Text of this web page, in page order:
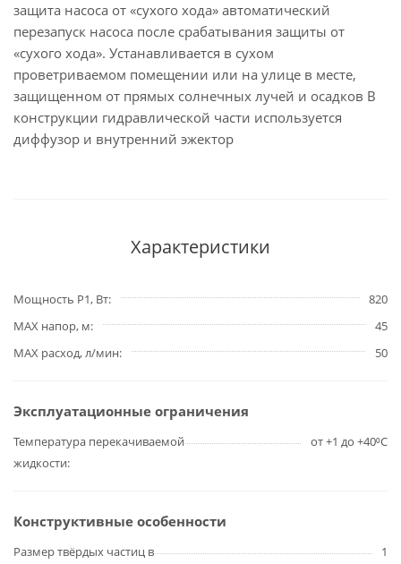
защита насоса от «сухого хода» автоматический
перезапуск насоса после срабатывания защиты от
«сухого хода». Устанавливается в сухом
проветриваемом помещении или на улице в месте,
защищенном от прямых солнечных лучей и осадков В
конструкции гидравлической части используется
диффузор и внутренний эжектор
Характеристики
Мощность P1, Вт
820
MAX напор, м
45
MAX расход, л/мин
50
Эксплуатационные ограничения
Температура перекачиваемой
жидкости
от +1 до +40⁰С
Конструктивные особенности
Размер твёрдых частиц в 1